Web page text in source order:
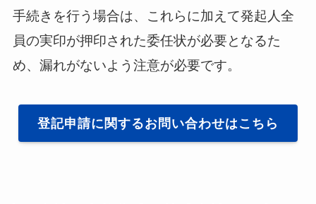
手続きを行う場合は、これらに加えて発起人全
員の実印が押印された委任状が必要となるた
め、漏れがないよう注意が必要です。
登記申請に関するお問い合わせはこちら